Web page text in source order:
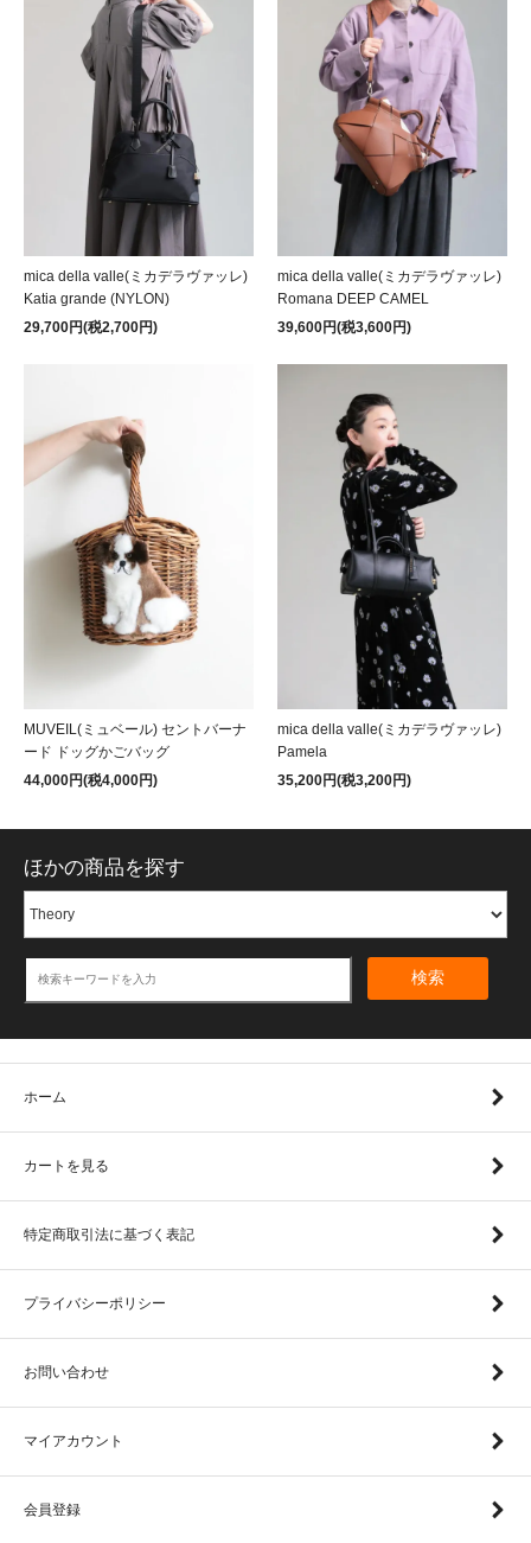
mica della valle(ミカデラヴァッレ)
Katia grande (NYLON)
29,700円(税2,700円)
mica della valle(ミカデラヴァッレ)
Romana DEEP CAMEL
39,600円(税3,600円)
MUVEIL(ミュベール) セントバーナ
ード ドッグかごバッグ
44,000円(税4,000円)
mica della valle(ミカデラヴァッレ)
Pamela
35,200円(税3,200円)
ほかの商品を探す
検索
ホーム
カートを見る
特定商取引法に基づく表記
プライバシーポリシー
お問い合わせ
マイアカウント
会員登録